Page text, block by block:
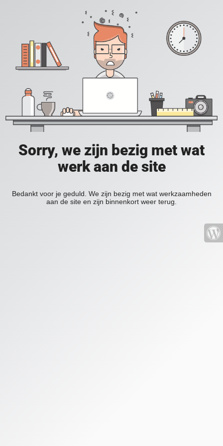
Sorry, we zijn bezig met wat
werk aan de site
Bedankt voor je geduld. We zijn bezig met wat werkzaamheden
aan de site en zijn binnenkort weer terug.